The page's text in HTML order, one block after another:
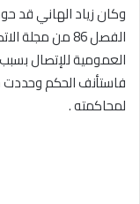
وكان زياد الهاني قد
الفصل 86 من
العمومية للإتصال
لمحاكمته .